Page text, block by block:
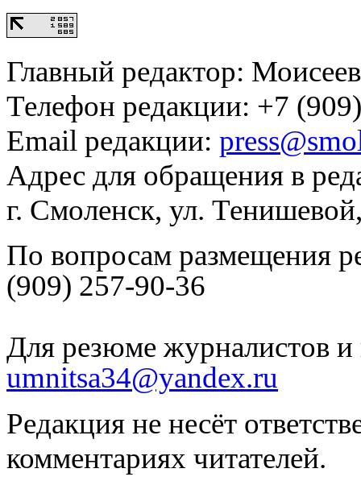
Главный редактор:
Телефон редакции: +7
Email редакции:
Адрес для обращения в
г. Смоленск, ул.
По вопросам размещения
(909) 257-90-36
Для резюме журналистов и
umnitsa34@yandex.ru
Редакция не несёт
комментариях читателей.